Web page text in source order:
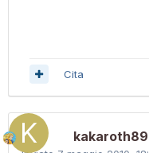
Cita
kakaroth89